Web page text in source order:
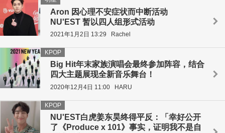
Aron 因心理不安症状而中断活动
NU'EST 暂以四人组形式活动
2021年1月2日 13:29 Rachel
Big Hit年末家族演唱会最终参加阵容，结合
四大主题展现全新音乐舞台！
KPOP
2020年12月4日 11:00 HARU
NU'EST白虎姜东昊终得平反：「幸好公开
了《Produce x 101》事实，证明我不是自
KPOP